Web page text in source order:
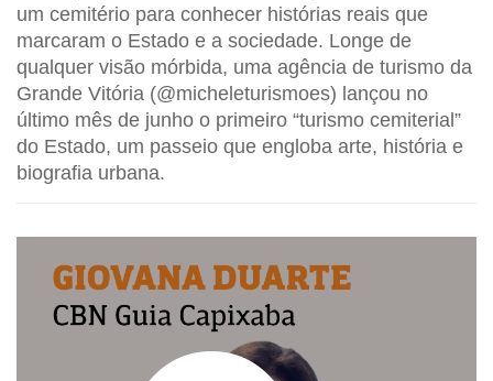
um cemitério para conhecer histórias reais que
marcaram o Estado e a sociedade. Longe de
qualquer visão mórbida, uma agência de turismo da
Grande Vitória (@micheleturismoes) lançou no
último mês de junho o primeiro “turismo cemiterial”
do Estado, um passeio que engloba arte, história e
biografia urbana.